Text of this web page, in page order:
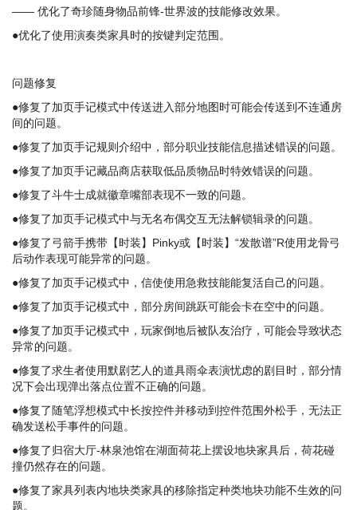
—— 优化了奇珍随身物品前锋-世界波的技能修改效果。
●优化了使用演奏类家具时的按键判定范围。
问题修复
●修复了加页手记模式中传送进入部分地图时可能会传送到不连通房
间的问题。
●修复了加页手记规则介绍中，部分职业技能信息描述错误的问题。
●修复了加页手记藏品商店获取低品质物品时特效错误的问题。
●修复了斗牛士成就徽章嘴部表现不一致的问题。
●修复了加页手记模式中与无名布偶交互无法解锁辑录的问题。
●修复了弓箭手携带【时装】Pinky或【时装】“发散谱”R使用龙骨弓
后动作表现可能异常的问题。
●修复了加页手记模式中，信使使用急救技能能复活自己的问题。
●修复了加页手记模式中，部分房间跳跃可能会卡在空中的问题。
●修复了加页手记模式中，玩家倒地后被队友治疗，可能会导致状态
异常的问题。
●修复了求生者使用默剧艺人的道具雨伞表演忧虑的剧目时，部分情
况下会出现弹出落点位置不正确的问题。
●修复了随笔浮想模式中长按控件并移动到控件范围外松手，无法正
确发送松手事件的问题。
●修复了归宿大厅-林泉池馆在湖面荷花上摆设地块家具后，荷花碰
撞仍然存在的问题。
●修复了家具列表内地块类家具的移除指定种类地块功能不生效的问
题。